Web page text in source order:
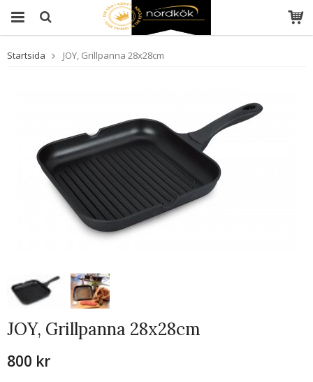
Startsida JOY, Grillpanna 28x28cm
JOY, Grillpanna 28x28cm
800 kr